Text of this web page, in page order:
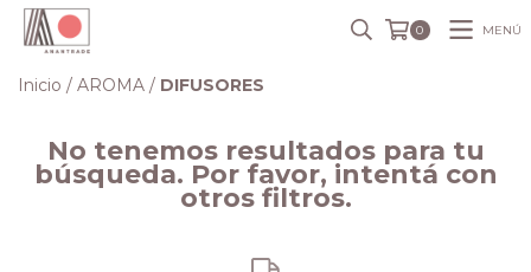
0 MENÚ
Inicio / AROMA / DIFUSORES
No tenemos resultados para tu
búsqueda. Por favor, intentá con
otros filtros.